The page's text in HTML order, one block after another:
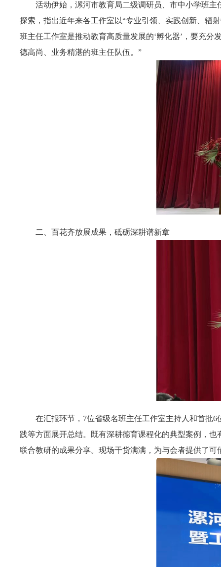
活动伊始，漯河市教育局二级调研员、市中小学班
探索，指出近年来各工作室以“专业引领、实践创新、辐
班主任工作室是推动教育高质量发展的‘孵化器’，要充分
德高尚、业务精湛的班主任队伍。”
二、百花齐放展成果，砥砺深耕谱新章
在汇报环节，7位省级名班主任工作室主持人和首批
践等方面展开总结。既有深耕德育课程化的典型案例，
联合教研的成果分享。现场干货满满，为与会者提供了可